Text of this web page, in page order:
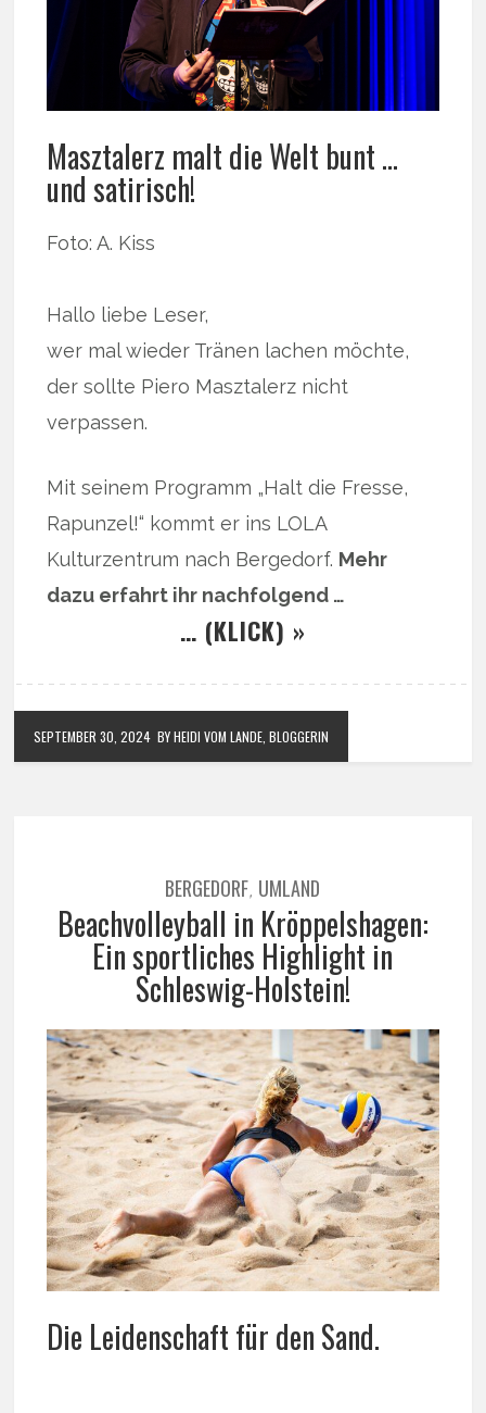
Masztalerz malt die Welt bunt …
und satirisch!
Foto: A. Kiss
Hallo liebe Leser,
wer mal wieder Tränen lachen möchte,
der sollte Piero Masztalerz nicht
verpassen.
Mit seinem Programm „Halt die Fresse,
Rapunzel!“ kommt er ins LOLA
Kulturzentrum nach Bergedorf. Mehr
dazu erfahrt ihr nachfolgend …
… (KLICK) »
SEPTEMBER 30, 2024 BY HEIDI VOM LANDE, BLOGGERIN
BERGEDORF, UMLAND
Beachvolleyball in Kröppelshagen:
Ein sportliches Highlight in
Schleswig-Holstein!
Die Leidenschaft für den Sand.